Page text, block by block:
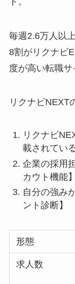
毎週2.6万人以
8割がリクナビ
度が高い転職サ
リクナビNEXT
リクナビ
載されている
企業の採用
カウト機能】
自分の強み
ント診断】
形態
求人数